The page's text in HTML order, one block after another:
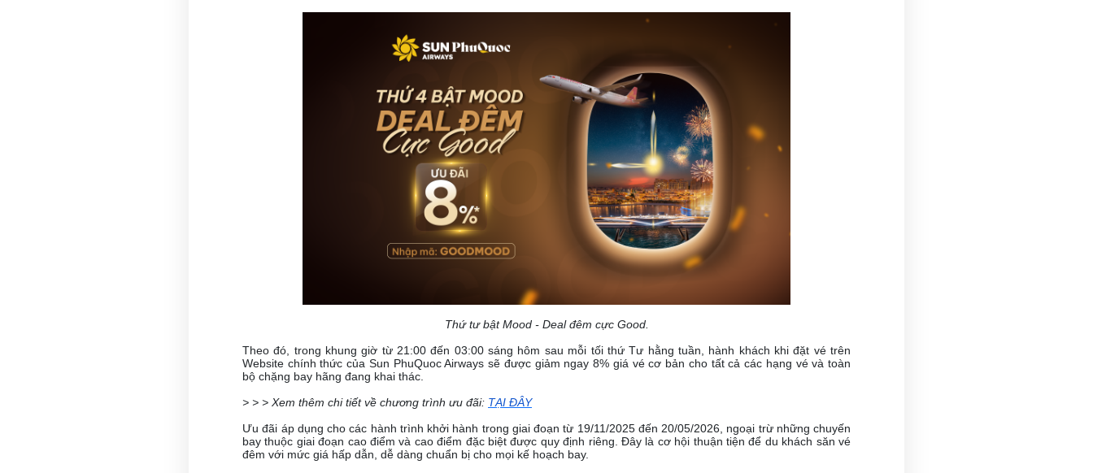
Thứ tư bật Mood - Deal đêm cực Good.
Theo đó, trong khung giờ từ 21:00 đến 03:00 sáng hôm sau mỗi tối thứ Tư hằng tuần, hành khách khi đặt vé trên
Website chính thức của Sun PhuQuoc Airways sẽ được giảm ngay 8% giá vé cơ bản cho tất cả các hạng vé và toàn
bộ chặng bay hãng đang khai thác.
> > > Xem thêm chi tiết về chương trình ưu đãi: TẠI ĐÂY
Ưu đãi áp dụng cho các hành trình khởi hành trong giai đoạn từ 19/11/2025 đến 20/05/2026, ngoại trừ những chuyến
bay thuộc giai đoạn cao điểm và cao điểm đặc biệt được quy định riêng. Đây là cơ hội thuận tiện để du khách săn vé
đêm với mức giá hấp dẫn, dễ dàng chuẩn bị cho mọi kế hoạch bay.